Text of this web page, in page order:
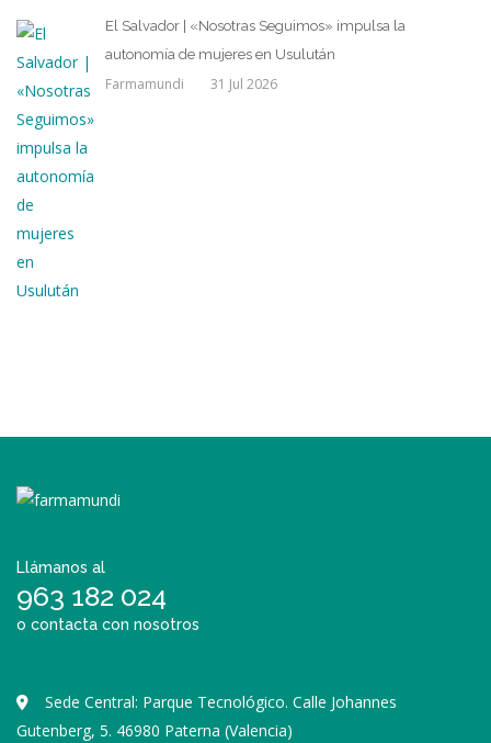
El Salvador | «Nosotras Seguimos» impulsa la
autonomía de mujeres en Usulután
Farmamundi 31 Jul 2026
Llámanos al
963 182 024
o contacta con nosotros
Sede Central: Parque Tecnológico. Calle Johannes
Gutenberg, 5. 46980 Paterna (Valencia)